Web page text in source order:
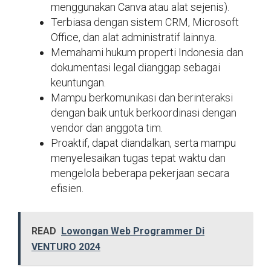
menggunakan Canva atau alat sejenis).
Terbiasa dengan sistem CRM, Microsoft
Office, dan alat administratif lainnya.
Memahami hukum properti Indonesia dan
dokumentasi legal dianggap sebagai
keuntungan.
Mampu berkomunikasi dan berinteraksi
dengan baik untuk berkoordinasi dengan
vendor dan anggota tim.
Proaktif, dapat diandalkan, serta mampu
menyelesaikan tugas tepat waktu dan
mengelola beberapa pekerjaan secara
efisien.
READ Lowongan Web Programmer Di
VENTURO 2024